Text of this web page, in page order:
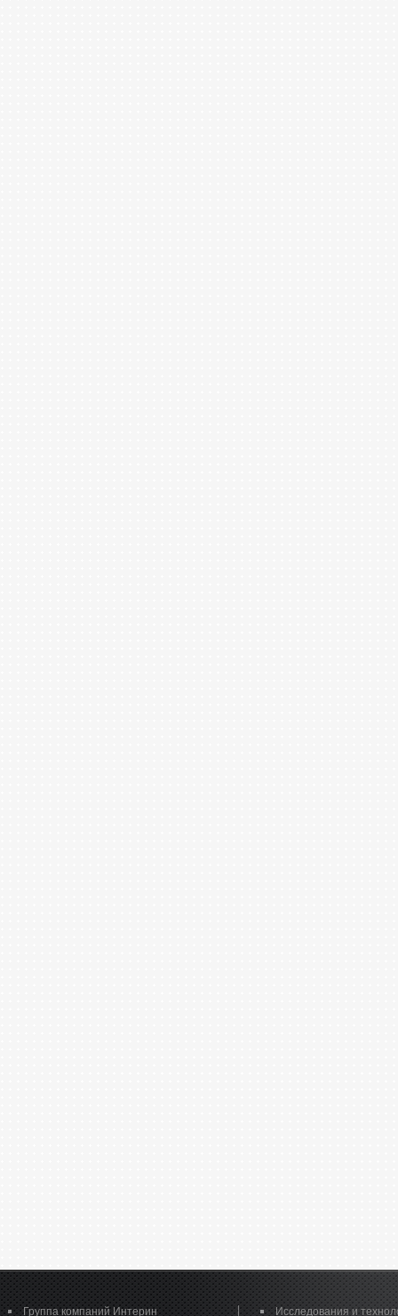
Группа компаний Интерин Исследования и